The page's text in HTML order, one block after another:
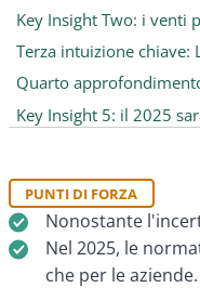
Key Insight Two: i venti
Terza intuizione
Quarto
Key Insight 5: il 2025
PUNTI DI FORZA
Nonostante
Nel 2025, le
che per le